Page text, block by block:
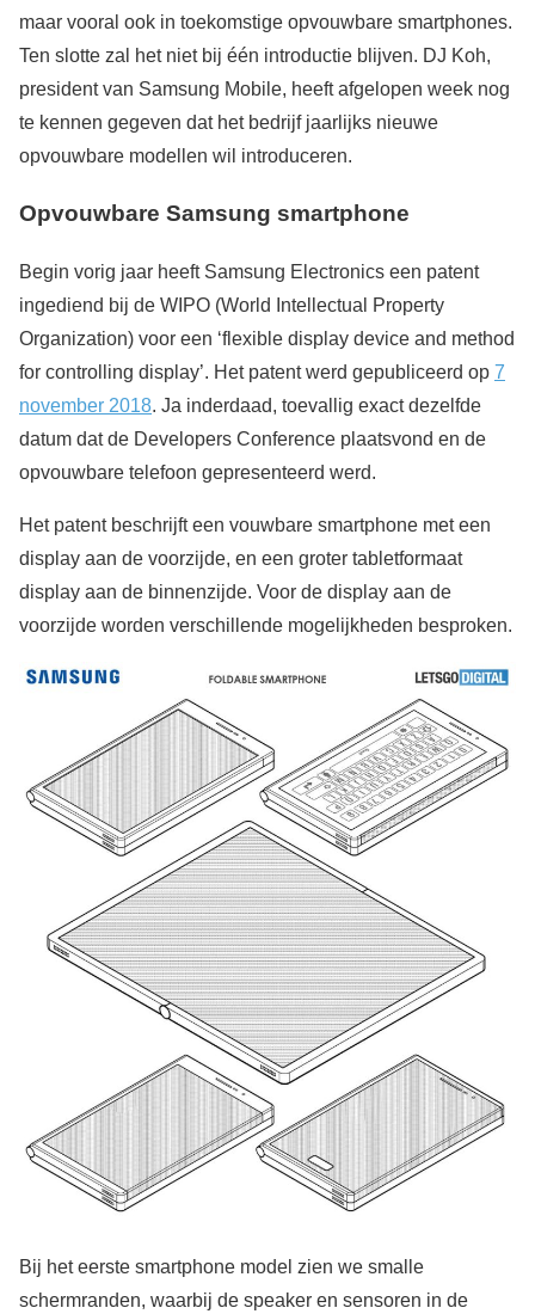
maar vooral ook in toekomstige opvouwbare smartphones.
Ten slotte zal het niet bij één introductie blijven. DJ Koh,
president van Samsung Mobile, heeft afgelopen week nog
te kennen gegeven dat het bedrijf jaarlijks nieuwe
opvouwbare modellen wil introduceren.
Opvouwbare Samsung smartphone
Begin vorig jaar heeft Samsung Electronics een patent
ingediend bij de WIPO (World Intellectual Property
Organization) voor een ‘flexible display device and method
for controlling display’. Het patent werd gepubliceerd op 7
november 2018. Ja inderdaad, toevallig exact dezelfde
datum dat de Developers Conference plaatsvond en de
opvouwbare telefoon gepresenteerd werd.
Het patent beschrijft een vouwbare smartphone met een
display aan de voorzijde, en een groter tabletformaat
display aan de binnenzijde. Voor de display aan de
voorzijde worden verschillende mogelijkheden besproken.
Bij het eerste smartphone model zien we smalle
schermranden, waarbij de speaker en sensoren in de